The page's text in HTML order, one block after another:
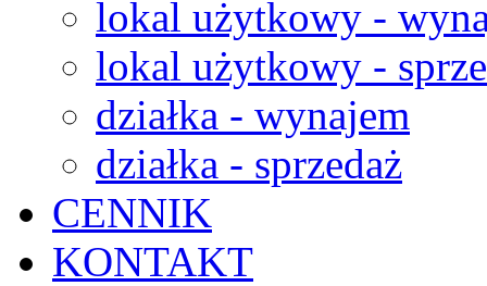
lokal użytkowy -
lokal użytkowy -
działka - wynajem
działka - sprzedaż
CENNIK
KONTAKT